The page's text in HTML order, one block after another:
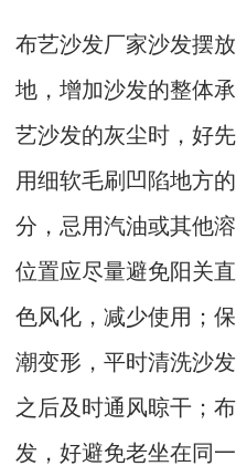
布艺沙发厂家沙发摆
地，增加沙发的整体
艺沙发的灰尘时，好
用细软毛刷凹陷地方
分，忌用汽油或其他
位置应尽量避免阳关
色风化，减少使用；
潮变形，平时清洗沙
之后及时通风晾干；
发，好避免老坐在同